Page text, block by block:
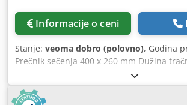
Informacije o ceni
Stanje: veoma dobro (polovno), Godina
Prečnik sečenja 400 x 260 mm Dužina
mm Širina sečenja 400 mm
potrebna snaga 8 kW Težina mašine cca
prostor cca 2,6 x 1,8 x 1,8 m